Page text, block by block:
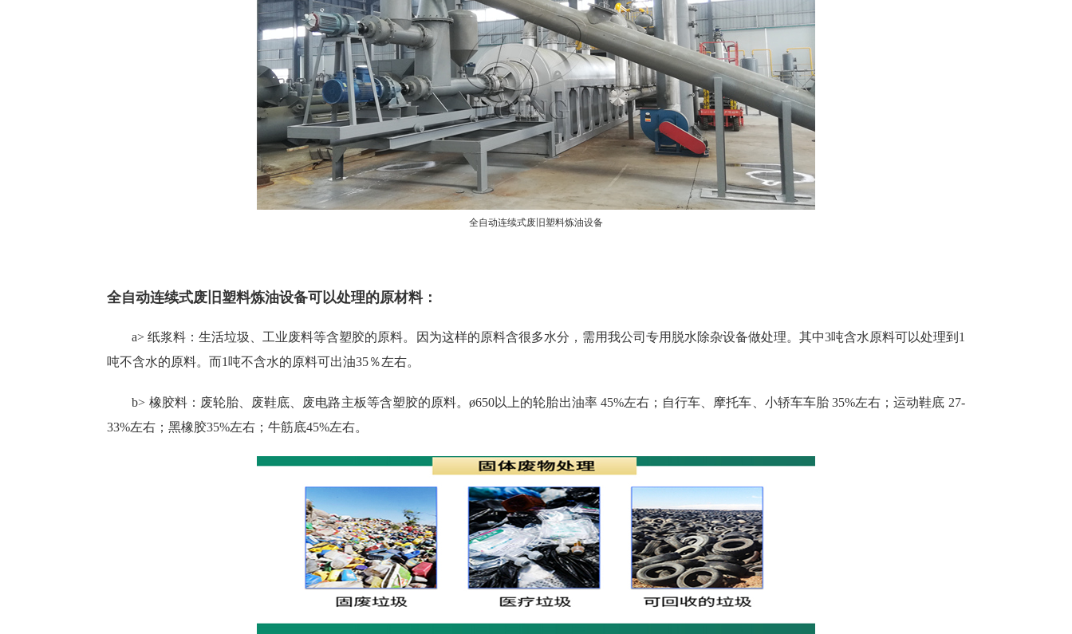
全自动连续式废旧塑料炼油设备
全自动连续式废旧塑料炼油设备可以处理的原材料：
a> 纸浆料：生活垃圾、工业废料等含塑胶的原料。因为这样的原料含很多水分，需用我公司专用脱水除杂设备做处理。其中3吨含水原料可以处理到1
吨不含水的原料。而1吨不含水的原料可出油35％左右。
b> 橡胶料：废轮胎、废鞋底、废电路主板等含塑胶的原料。ø650以上的轮胎出油率 45%左右；自行车、摩托车、小轿车车胎 35%左右；运动鞋底 27-
33%左右；黑橡胶35%左右；牛筋底45%左右。